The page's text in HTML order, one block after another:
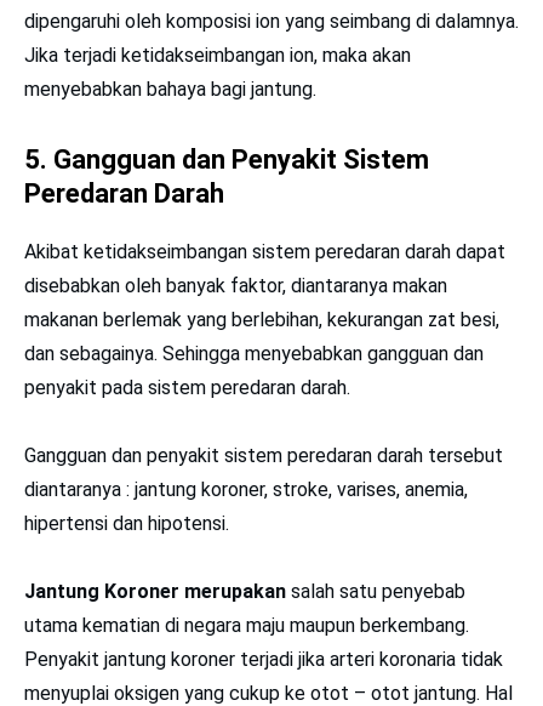
dipengaruhi oleh komposisi ion yang seimbang di dalamnya.
Jika terjadi ketidakseimbangan ion, maka akan
menyebabkan bahaya bagi jantung.
5. Gangguan dan Penyakit Sistem
Peredaran Darah
Akibat ketidakseimbangan sistem peredaran darah dapat
disebabkan oleh banyak faktor, diantaranya makan
makanan berlemak yang berlebihan, kekurangan zat besi,
dan sebagainya. Sehingga menyebabkan gangguan dan
penyakit pada sistem peredaran darah.
Gangguan dan penyakit sistem peredaran darah tersebut
diantaranya : jantung koroner, stroke, varises, anemia,
hipertensi dan hipotensi.
Jantung Koroner merupakan salah satu penyebab
utama kematian di negara maju maupun berkembang.
Penyakit jantung koroner terjadi jika arteri koronaria tidak
menyuplai oksigen yang cukup ke otot – otot jantung. Hal